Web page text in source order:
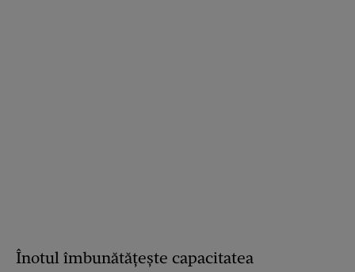
Înotul îmbunătățește capacitatea